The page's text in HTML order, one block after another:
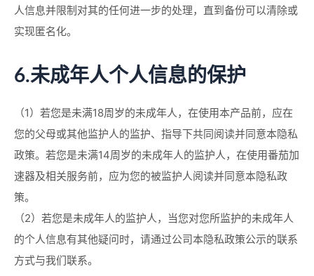
人信息并限制对其的任何进一步的处理，直到备份可以清除或
实现匿名化。
6.未成年人个人信息的保护
（1）若您是未满18周岁的未成年人，在使用本产品前，应在
您的父母或其他监护人的监护、指导下共同阅读并同意本隐私
政策。若您是未满14周岁的未成年人的监护人，在使用番茄加
速器及相关服务前，应为您的被监护人阅读并同意本隐私政
策。
（2）若您是未成年人的监护人，当您对您所监护的未成年人
的个人信息有其他疑问时，请通过公司本隐私政策公示的联系
方式与我们联系。